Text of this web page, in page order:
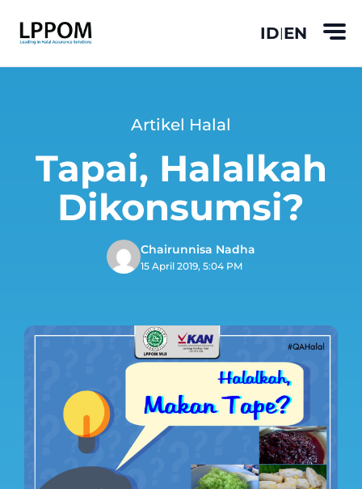
ID|EN
Artikel Halal
Tapai, Halalkah
Dikonsumsi?
Chairunnisa Nadha
15 April 2019, 5:04 PM